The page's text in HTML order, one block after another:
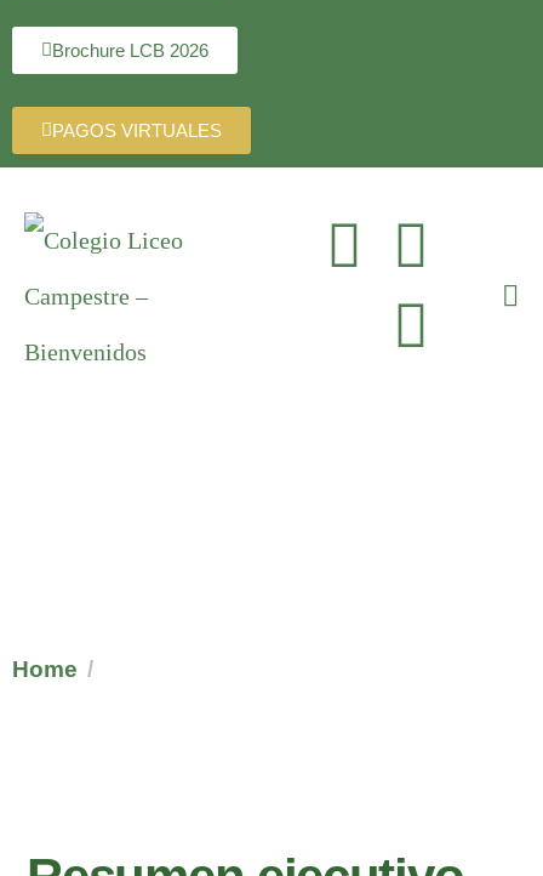
Brochure LCB 2026
PAGOS VIRTUALES
Home